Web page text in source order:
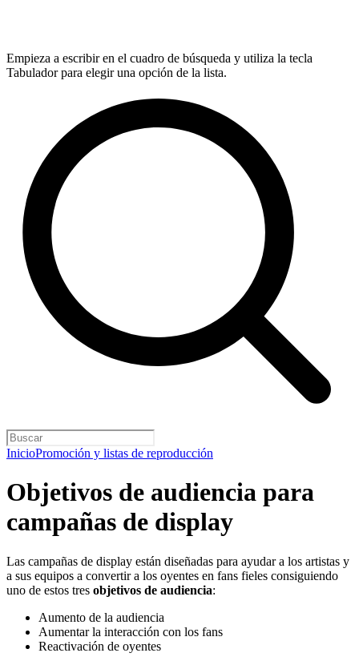
Empieza a escribir en el cuadro de búsqueda y utiliza la tecla
Tabulador para elegir una opción de la lista.
InicioPromoción y listas de reproducción
Objetivos de audiencia para
campañas de display
Las campañas de display están diseñadas para ayudar a los artistas y
a sus equipos a convertir a los oyentes en fans fieles consiguiendo
uno de estos tres objetivos de audiencia:
Aumento de la audiencia
Aumentar la interacción con los fans
Reactivación de oyentes